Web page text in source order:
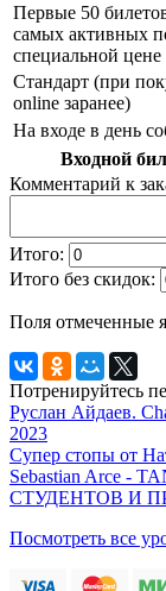
Первые 50
самых активных
специальной цене
Стандарт (при
online заранее)
На входе в день
Входной
Комментарий к
Итого:
Итого без скидок:
Поля отмеченные
Потренируйтесь
Руслан Айдаев.
2023
Супер стопы от
Sebastian Arce -
СТУДЕНТОВ И
Посмотреть все